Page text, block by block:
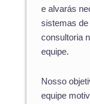
e alvarás
sistemas de
consultoria
equipe.
Nosso
equipe